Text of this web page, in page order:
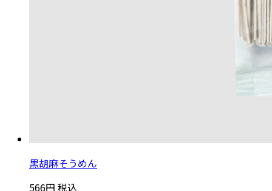
黒胡麻そうめん
566円 税込